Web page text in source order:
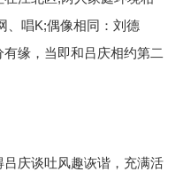
、唱K;偶像相同：刘德
缘，当即和吕庆相约第二
庆谈吐风趣诙谐，充满活